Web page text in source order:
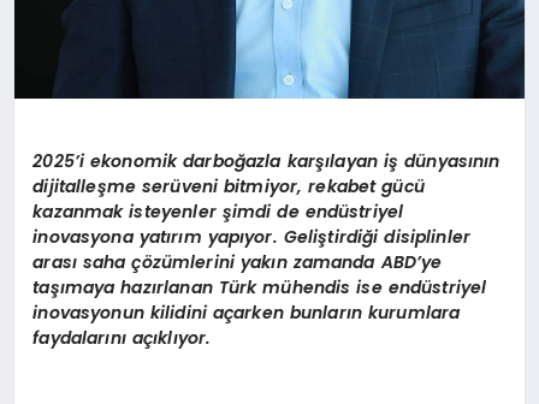
2025’i ekonomik darboğazla karşılayan iş dünyasının
dijitalleşme serüveni bitmiyor, rekabet gücü
kazanmak isteyenler şimdi de endüstriyel
inovasyona yatırım yapıyor. Geliştirdiği disiplinler
arası saha çözümlerini yakın zamanda ABD’ye
taşımaya hazırlanan Türk mühendis ise endüstriyel
inovasyonun kilidini açarken bunların kurumlara
faydalarını açıklıyor.